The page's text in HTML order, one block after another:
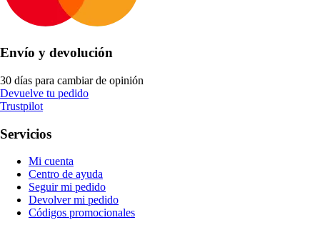
Envío y devolución
30 días para cambiar de opinión
Devuelve tu pedido
Trustpilot
Servicios
Mi cuenta
Centro de ayuda
Seguir mi pedido
Devolver mi pedido
Códigos promocionales